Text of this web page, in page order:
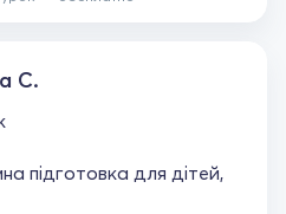
С.
підготовка для дітей,